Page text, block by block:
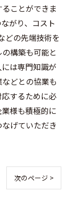
ことができま
がり、コスト
どの先端技術を
構築も可能と
は専門知識が
どとの協業も
するために必
様も積極的に
げていただき
次のページ >